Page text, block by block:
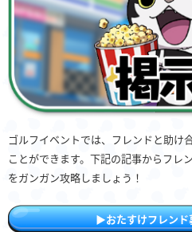
ゴルフイベントでは、フレンドと助け
ことができます。下記の記事からフレ
をガンガン攻略しましょう！
▶おたすけフレンド